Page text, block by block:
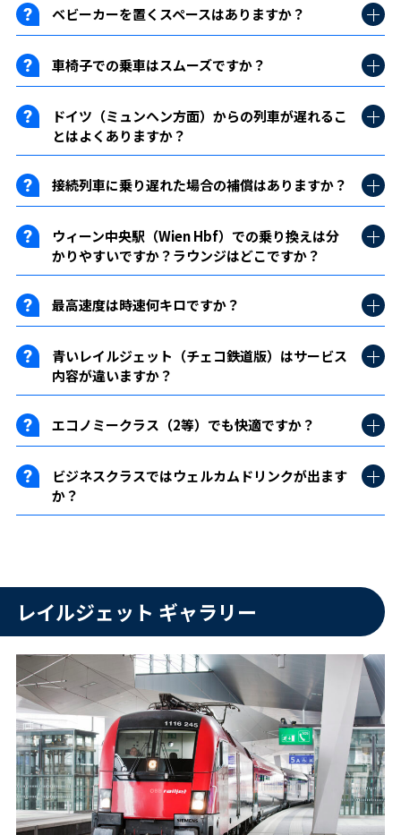
ベビーカーを置くスペースはありますか？
車椅子での乗車はスムーズですか？
ドイツ（ミュンヘン方面）からの列車が遅れるこ
とはよくありますか？
接続列車に乗り遅れた場合の補償はありますか？
ウィーン中央駅（Wien Hbf）での乗り換えは分
かりやすいですか？ラウンジはどこですか？
最高速度は時速何キロですか？
青いレイルジェット（チェコ鉄道版）はサービス
内容が違いますか？
エコノミークラス（2等）でも快適ですか？
ビジネスクラスではウェルカムドリンクが出ます
か？
レイルジェット ギャラリー